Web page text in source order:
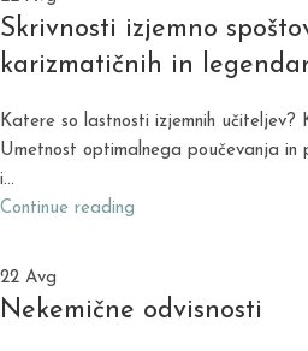
Skrivnosti izjemno
karizmatičnih in
Katere so lastnosti izjemnih
Umetnost optimalnega poučevanja in
i...
Continue reading
22 Avg
Nekemične odvisnosti